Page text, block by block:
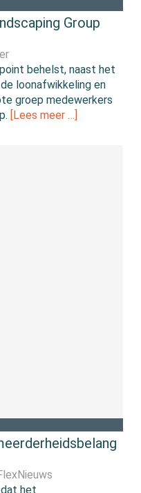
Group
behelst, naast het
loonafwikkeling en
groep medewerkers
[Lees meer …]
het